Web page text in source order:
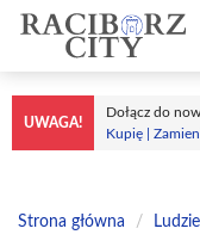
Przejdź
treści
UWAGA!
Dołącz do
Kupię |
Strona główna / Ludzie